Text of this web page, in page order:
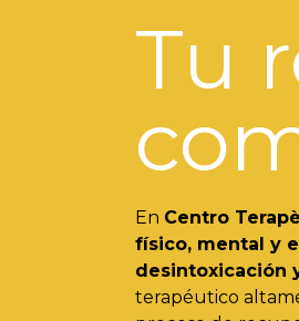
Tu
En Centro
físico, mental y
desintoxicación
terapéutico